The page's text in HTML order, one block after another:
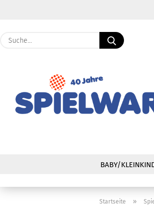
Suche...
BABY/
Startseite »